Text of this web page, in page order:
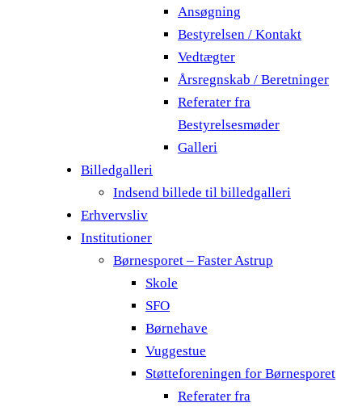
Ansøgning
Bestyrelsen / Kontakt
Vedtægter
Årsregnskab / Beretninger
Referater fra
Bestyrelsesmøder
Galleri
Billedgalleri
Indsend billede til billedgalleri
Erhvervsliv
Institutioner
Børnesporet – Faster Astrup
Skole
SFO
Børnehave
Vuggestue
Støtteforeningen for Børnesporet
Referater fra